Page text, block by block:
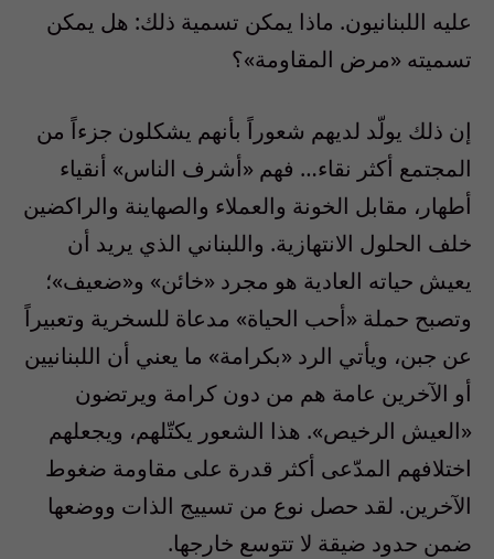
عليه اللبنانيون. ماذا يمكن تسمية ذلك: هل يمكن
تسميته «مرض المقاومة»؟
إن ذلك يولّد لديهم شعوراً بأنهم يشكلون جزءاً من
المجتمع أكثر نقاء… فهم «أشرف الناس» أنقياء
أطهار، مقابل الخونة والعملاء والصهاينة والراكضين
خلف الحلول الانتهازية. واللبناني الذي يريد أن
يعيش حياته العادية هو مجرد «خائن» و«ضعيف»؛
وتصبح حملة «أحب الحياة» مدعاة للسخرية وتعبيراً
عن جبن، ويأتي الرد «بكرامة» ما يعني أن اللبنانيين
أو الآخرين عامة هم من دون كرامة ويرتضون
«العيش الرخيص». هذا الشعور يكتّلهم، ويجعلهم
اختلافهم المدّعى أكثر قدرة على مقاومة ضغوط
الآخرين. لقد حصل نوع من تسييج الذات ووضعها
ضمن حدود ضيقة لا تتوسع خارجها.